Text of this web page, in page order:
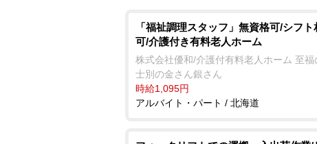
「福祉調理スタッフ」無資格可/シフト
可/介護付き有料老人ホーム
株式会社優和/介護付有料老人ホーム 至福
士別の金さん銀さん
時給1,095円
アルバイト・パート / 北海道